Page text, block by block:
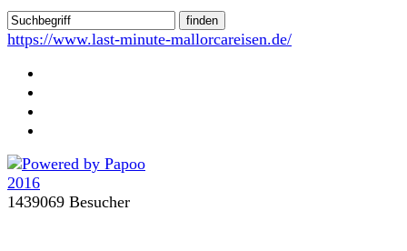
https://www.last-minute-mallorcareisen.de/
1439069 Besucher